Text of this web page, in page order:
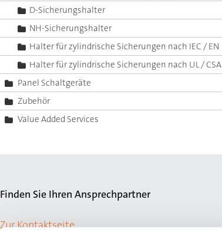
D-Sicherungshalter
NH-Sicherungshalter
Halter für zylindrische Sicherungen nach IEC / EN
Halter für zylindrische Sicherungen nach UL / CSA
Panel Schaltgeräte
Zubehör
Value Added Services
Finden Sie Ihren Ansprechpartner
Zur Kontaktseite